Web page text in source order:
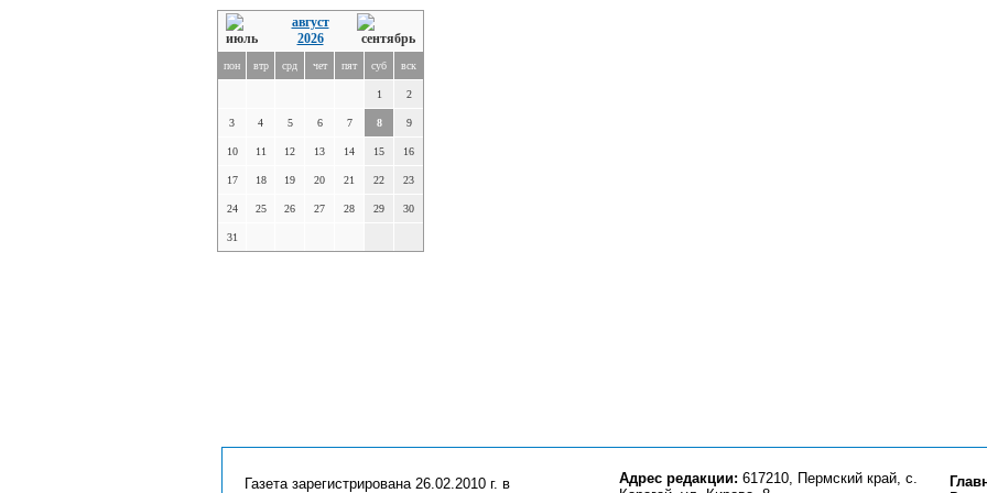
август
2026
пон втр срд чет пят суб вск
1 2
3 4 5 6 7 8 9
10 11 12 13 14 15 16
17 18 19 20 21 22 23
24 25 26 27 28 29 30
31
Газета зарегистрирована 26.02.2010 г. в
Адрес редакции: 617210, Пермский край, с.